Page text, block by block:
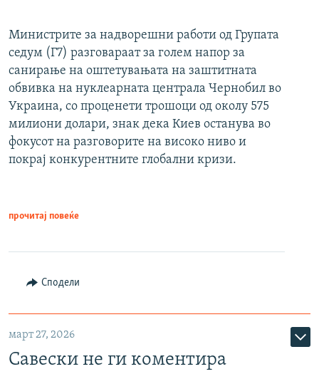
Министрите за надворешни работи од Групата
седум (Г7) разговараат за голем напор за
санирање на оштетувањата на заштитната
обвивка на нуклеарната централа Чернобил во
Украина, со проценети трошоци од околу 575
милиони долари, знак дека Киев останува во
фокусот на разговорите на високо ниво и
покрај конкурентните глобални кризи.
прочитај повеќе
Сподели
март 27, 2026
Савески не ги коментира